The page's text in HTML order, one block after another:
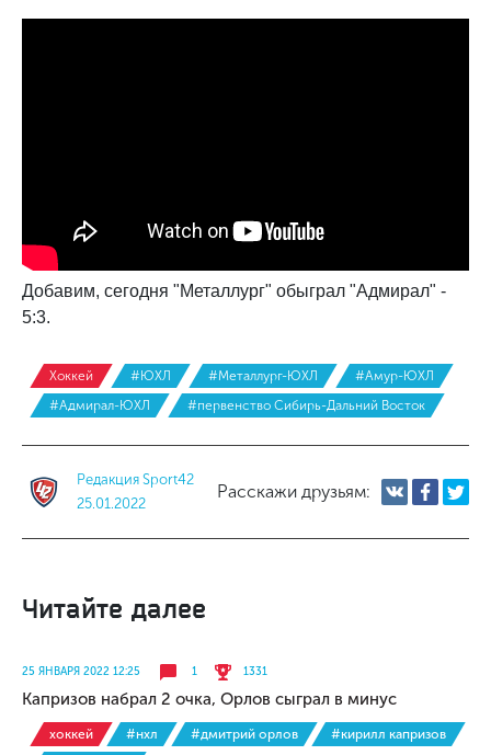
Добавим, сегодня "Металлург" обыграл "Адмирал" -
5:3.
Хоккей #ЮХЛ #Металлург-ЮХЛ
#Амур-ЮХЛ
#Адмирал-ЮХЛ
#первенство Сибирь-Дальний Восток
Редакция Sport42
25.01.2022
Расскажи друзьям:
Читайте далее
25 ЯНВАРЯ 2022 12:25 1 1331
Капризов набрал 2 очка, Орлов сыграл в минус
хоккей #нхл #дмитрий орлов
#кирилл капризов